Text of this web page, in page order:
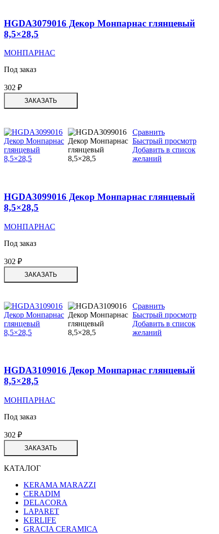
HGDA3079016 Декор Монпарнас глянцевый
8,5×28,5
МОНПАРНАС
Под заказ
302 ₽
ЗАКАЗАТЬ
Сравнить
Быстрый просмотр
Добавить в список
желаний
HGDA3099016 Декор Монпарнас глянцевый
8,5×28,5
МОНПАРНАС
Под заказ
302 ₽
ЗАКАЗАТЬ
Сравнить
Быстрый просмотр
Добавить в список
желаний
HGDA3109016 Декор Монпарнас глянцевый
8,5×28,5
МОНПАРНАС
Под заказ
302 ₽
ЗАКАЗАТЬ
КАТАЛОГ
KERAMA MARAZZI
CERADIM
DELACORA
LAPARET
KERLIFE
GRACIA CERAMICA